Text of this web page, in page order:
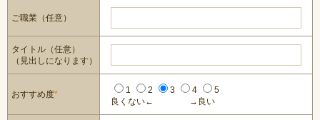
ご職業（任意）
タイトル（任意）
（見出しになります）
おすすめ度* 1 2 3 4
5
良くない←
→良い